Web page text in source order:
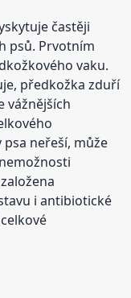
častěji
psů. Prvotním
vaku.
předkožka zduří
vážnějších
neřeší, může
i antibiotické